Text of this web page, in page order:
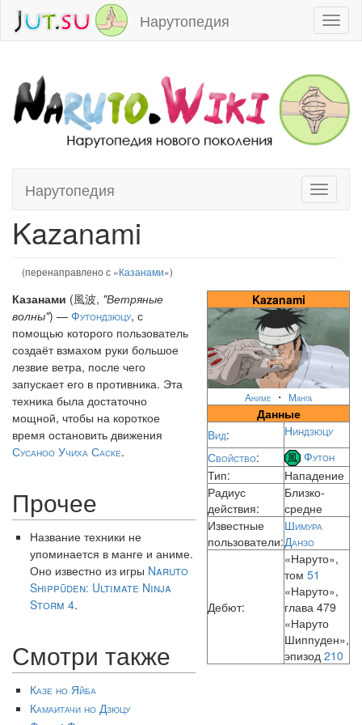
Нарутопедия
Toggle
Нарутопедия
Перейти к:навигация,поиск
Kazanami
(перенаправлено с «Казанами»)
Kazanami
Аниме ・ Манга
Данные
Вид:
Ниндзюцу
Свойство:
Футон
Тип:
Нападение
Радиус
действия:
Близко-
средне
Известные
пользователи:
Шимура
Данзо
Дебют:
«Наруто»,
том 51
«Наруто»,
глава 479
«Наруто
Шиппуден»,
эпизод 210
Казанами (風波, "Ветряные
волны") — Футондзюцу, с
помощью которого пользователь
создаёт взмахом руки большое
лезвие ветра, после чего
запускает его в противника. Эта
техника была достаточно
мощной, чтобы на короткое
время остановить движения
Сусаноо Учиха Саске.
Прочее
Название техники не
упоминается в манге и аниме.
Оно известно из игры Naruto
Shippūden: Ultimate Ninja
Storm 4.
Смотри также
Казе но Яйба
Камаитачи но Дзюцу